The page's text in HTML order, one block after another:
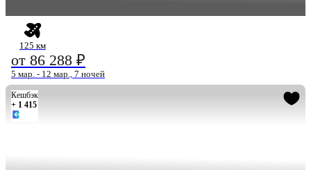
125 км
от 86 288 ₽
5 мар. - 12 мар., 7 ночей
Кешбэк
+ 1 415